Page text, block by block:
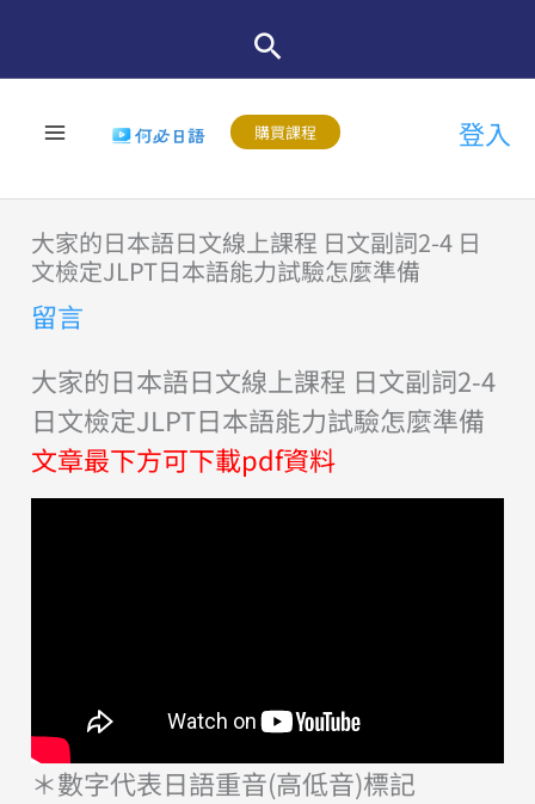
購買課程 登入
大家的日本語日文線上課程 日文副詞2-4 日
文檢定JLPT日本語能力試驗怎麼準備
留言
大家的日本語日文線上課程 日文副詞2-4
日文檢定JLPT日本語能力試驗怎麼準備
文章最下方可下載pdf資料
＊數字代表日語重音(高低音)標記